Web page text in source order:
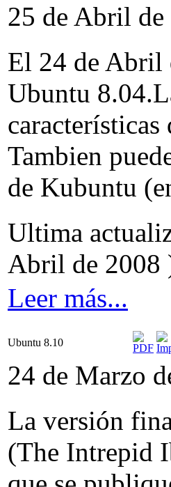
25 de Abril de
El 24 de Abril
Ubuntu
características
Tambien
de Kubuntu
Ultima
Abril de 2008
Leer más...
Ubuntu 8.10
24 de Marzo
La versión
(The Intrepid